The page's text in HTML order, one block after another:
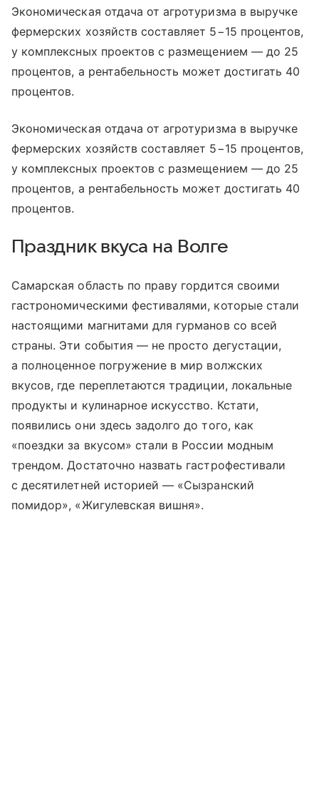
Экономическая отдача от агротуризма в выручке
фермерских хозяйств составляет 5−15 процентов,
у комплексных проектов с размещением — до 25
процентов, а рентабельность может достигать 40
процентов.
Экономическая отдача от агротуризма в выручке
фермерских хозяйств составляет 5−15 процентов,
у комплексных проектов с размещением — до 25
процентов, а рентабельность может достигать 40
процентов.
Праздник вкуса на Волге
Самарская область по праву гордится своими
гастрономическими фестивалями, которые стали
настоящими магнитами для гурманов со всей
страны. Эти события — не просто дегустации,
а полноценное погружение в мир волжских
вкусов, где переплетаются традиции, локальные
продукты и кулинарное искусство. Кстати,
появились они здесь задолго до того, как
«поездки за вкусом» стали в России модным
трендом. Достаточно назвать гастрофестивали
с десятилетней историей — «Сызранский
помидор», «Жигулевская вишня».